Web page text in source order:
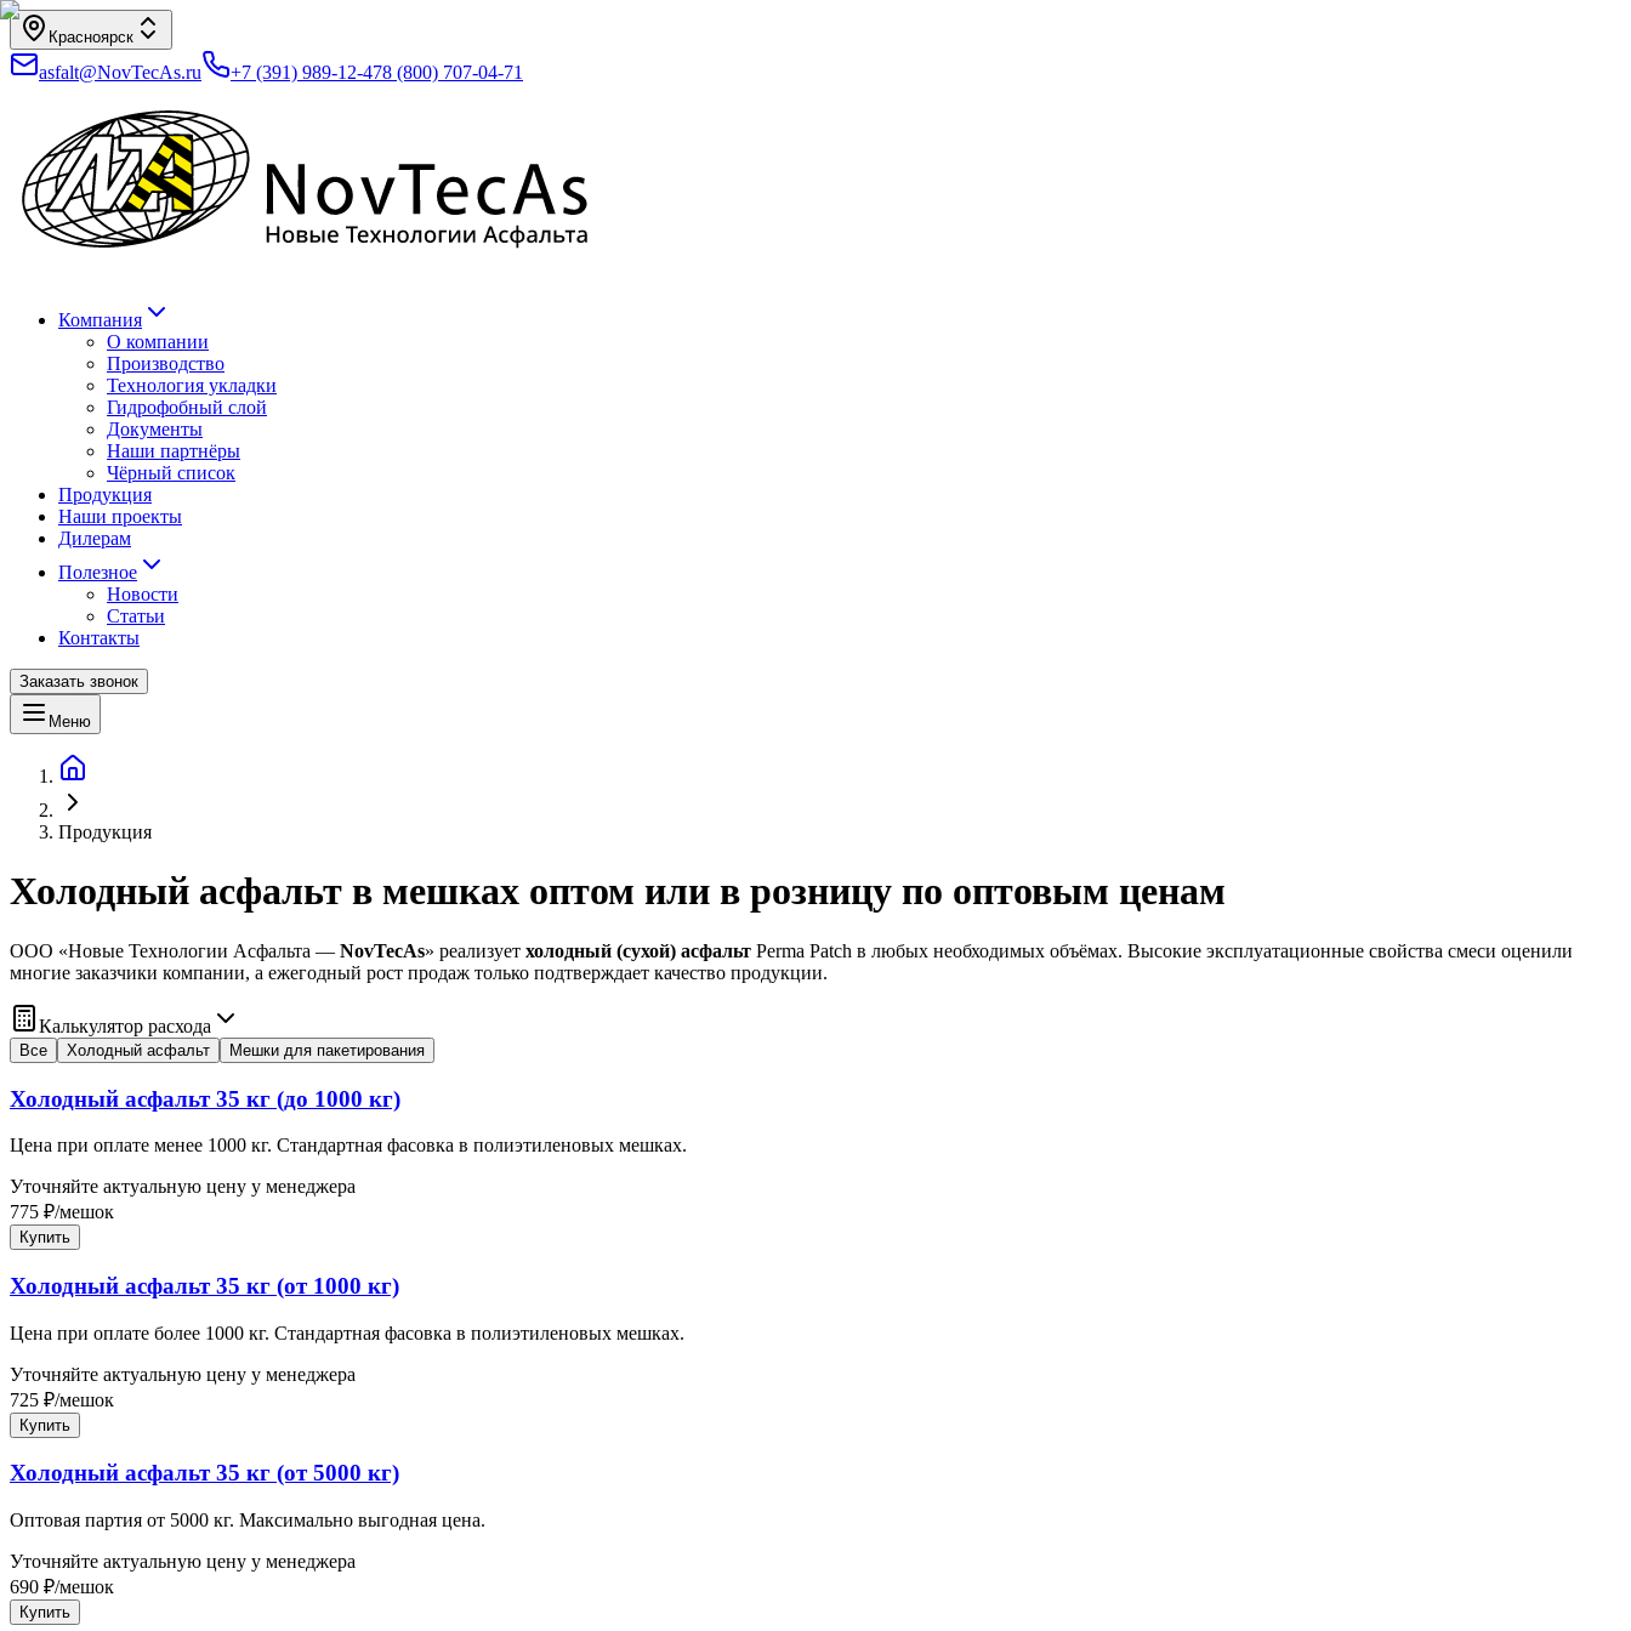
Красноярск
asfalt@NovTecAs.ru +7 (391) 989-12-478 (800) 707-04-71
Компания
О компании
Производство
Технология укладки
Гидрофобный слой
Документы
Наши партнёры
Чёрный список
Продукция
Наши проекты
Дилерам
Полезное
Новости
Статьи
Контакты
Заказать звонок
Меню
Продукция
Холодный асфальт в мешках оптом или в розницу по оптовым ценам
ООО «Новые Технологии Асфальта — NovTecAs» реализует холодный (сухой) асфальт Perma Patch в любых необходимых объёмах. Высокие эксплуатационные свойства смеси оценили
многие заказчики компании, а ежегодный рост продаж только подтверждает качество продукции.
Калькулятор расхода
Все Холодный асфальт Мешки для пакетирования
Холодный асфальт 35 кг (до 1000 кг)
Цена при оплате менее 1000 кг. Стандартная фасовка в полиэтиленовых мешках.
Уточняйте актуальную цену у менеджера
775 ₽/мешок
Купить
Холодный асфальт 35 кг (от 1000 кг)
Цена при оплате более 1000 кг. Стандартная фасовка в полиэтиленовых мешках.
Уточняйте актуальную цену у менеджера
725 ₽/мешок
Купить
Холодный асфальт 35 кг (от 5000 кг)
Оптовая партия от 5000 кг. Максимально выгодная цена.
Уточняйте актуальную цену у менеджера
690 ₽/мешок
Купить